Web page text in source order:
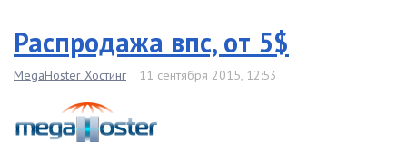
Распродажа впс, от 5$
MegaHoster Хостинг 11 сентября 2015, 12:53